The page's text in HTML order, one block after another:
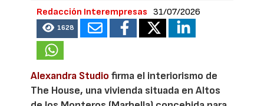
Redacción Interempresas 31/07/2026
1628
Alexandra Studio firma el interiorismo de
The House, una vivienda situada en Altos